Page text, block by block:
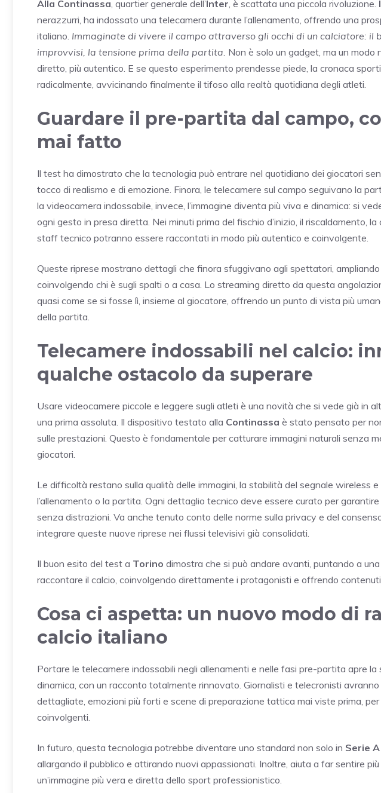
Alla Continassa , quartier generale dell’Inter , è scattata una piccola rivoluzione.
nerazzurri, ha indossato una telecamera durante l’allenamento, offrendo una
italiano. Immaginate di vivere il campo attraverso gli occhi di un calciatore: il
improvvisi, la tensione prima della partita. Non è solo un gadget, ma un modo
diretto, più autentico. E se questo esperimento prendesse piede, la cronaca
radicalmente, avvicinando finalmente il tifoso alla realtà quotidiana degli atleti.
Guardare il pre-partita dal campo,
mai fatto
Il test ha dimostrato che la tecnologia può entrare nel quotidiano dei giocatori
tocco di realismo e di emozione. Finora, le telecamere sul campo seguivano la
la videocamera indossabile, invece, l’immagine diventa più viva e dinamica: si
ogni gesto in presa diretta. Nei minuti prima del fischio d’inizio, il riscaldamento,
staff tecnico potranno essere raccontati in modo più autentico e coinvolgente.
Queste riprese mostrano dettagli che finora sfuggivano agli spettatori,
coinvolgendo chi è sugli spalti o a casa. Lo streaming diretto da questa
quasi come se si fosse lì, insieme al giocatore, offrendo un punto di vista più
della partita.
Telecamere indossabili nel calcio:
qualche ostacolo da superare
Usare videocamere piccole e leggere sugli atleti è una novità che si vede già in
una prima assoluta. Il dispositivo testato alla Continassa è stato pensato per
sulle prestazioni. Questo è fondamentale per catturare immagini naturali senza
giocatori.
Le difficoltà restano sulla qualità delle immagini, la stabilità del segnale wireless
l’allenamento o la partita. Ogni dettaglio tecnico deve essere curato per
senza distrazioni. Va anche tenuto conto delle norme sulla privacy e del
integrare queste nuove riprese nei flussi televisivi già consolidati.
Il buon esito del test a Torino dimostra che si può andare avanti, puntando a
raccontare il calcio, coinvolgendo direttamente i protagonisti e offrendo
Cosa ci aspetta: un nuovo modo di
calcio italiano
Portare le telecamere indossabili negli allenamenti e nelle fasi pre-partita apre la
dinamica, con un racconto totalmente rinnovato. Giornalisti e telecronisti
dettagliate, emozioni più forti e scene di preparazione tattica mai viste prima,
coinvolgenti.
In futuro, questa tecnologia potrebbe diventare uno standard non solo in Serie A
allargando il pubblico e attirando nuovi appassionati. Inoltre, aiuta a far sentire
un’immagine più vera e diretta dello sport professionistico.